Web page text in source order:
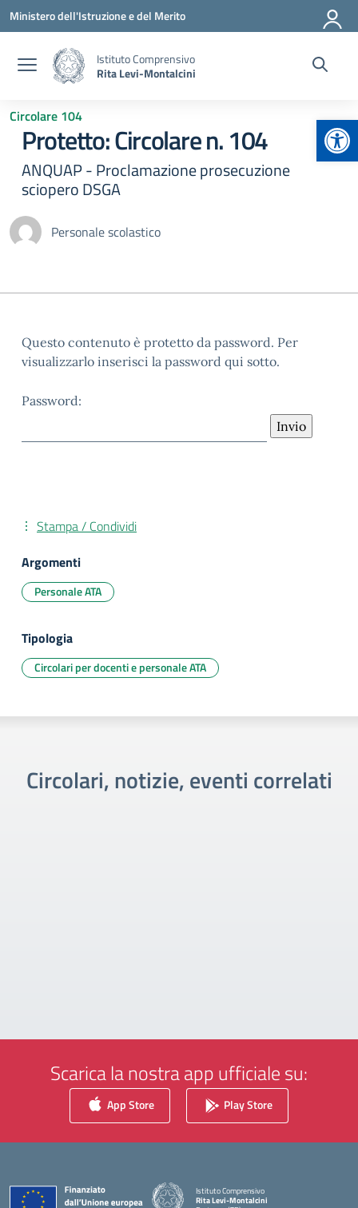
Vai ai contenuti
Vai al menu di navigazione
Vai al footer
Ministero dell'Istruzione e del Merito
Istituto Comprensivo
Rita Levi-Montalcini
Circolare 104
Protetto: Circolare n. 104
ANQUAP - Proclamazione prosecuzione
sciopero DSGA
Personale scolastico
Questo contenuto è protetto da password. Per
visualizzarlo inserisci la password qui sotto.
Password:
Stampa / Condividi
Argomenti
Personale ATA
Tipologia
Circolari per docenti e personale ATA
Circolari, notizie, eventi correlati
Scarica la nostra app ufficiale su:
App Store Play Store
Istituto Comprensivo
Rita Levi-Montalcini